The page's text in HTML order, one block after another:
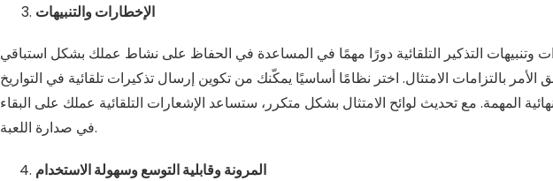
الإخطارات والتنبيهات
وتنبيهات التذكير التلقائية دورًا مهمًا في المساعدة في الحفاظ على نشاط عملك بشكل استباقي
الأمر بالتزامات الامتثال. اختر نظامًا أساسيًا يمكّنك من تكوين إرسال تذكيرات تلقائية في التواريخ
المهمة. مع تحديث لوائح الامتثال بشكل متكرر، ستساعد الإشعارات التلقائية عملك على البقاء
في صدارة اللعبة.
المرونة وقابلية التوسع وسهولة الاستخدام